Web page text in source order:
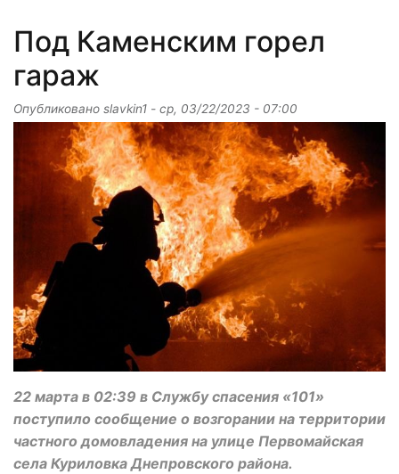
Под Каменским горел
гараж
Опубликовано slavkin1 - ср, 03/22/2023 - 07:00
22 марта в 02:39 в Службу спасения «101»
поступило сообщение о возгорании на территории
частного домовладения на улице Первомайская
села Куриловка Днепровского района.